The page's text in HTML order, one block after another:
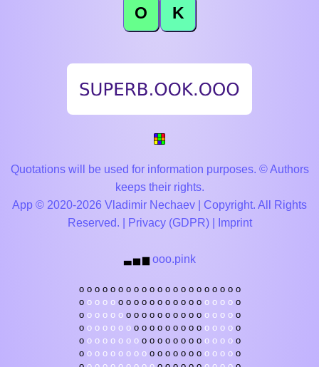
O K
Quotations will be used for information purposes. © Authors
keeps their rights.
App © 2020-2026 Vladimir Nechaev | Copyright. All Rights
Reserved. |
Privacy (GDPR)| Imprint
▃ ▅ ▆ ooo.pink
o o o o o o o o o o o o o o o o o o o o o
o o o o o o o o o o o o o o o o o o o o o
o o o o o o o o o o o o o o o o o o o o o
o o o o o o o o o o o o o o o o o o o o o
o o o o o o o o o o o o o o o o o o o o o
o o o o o o o o o o o o o o o o o o o o o